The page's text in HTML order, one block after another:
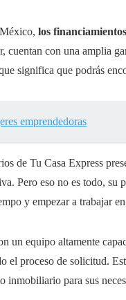
los
cuentan con una amplia
significa que podrás
emprendedoras
de Tu Casa Express
Pero eso no es todo, su
y empezar a trabajar
un equipo altamente
el proceso de solicitud.
inmobiliario para sus